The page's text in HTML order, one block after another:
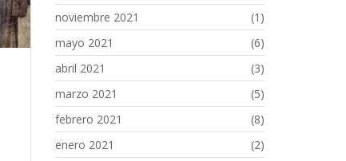
noviembre 2021
(1)
mayo 2021
(6)
abril 2021
(3)
marzo 2021
(5)
febrero 2021
(8)
enero 2021
(2)